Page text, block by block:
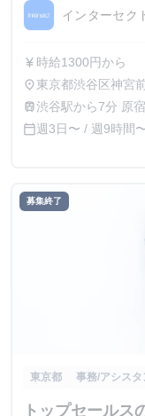
インターセク
currency_yen 時給1300円から
place東京都渋谷区神宮
train渋谷駅から7分 原
calendar_today週3日〜 / 週9時間
募集終了
東京都 事務/アシスタ
トップセール